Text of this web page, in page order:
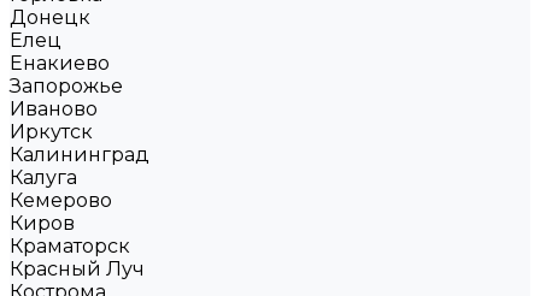
Донецк
Елец
Енакиево
Запорожье
Иваново
Иркутск
Калининград
Калуга
Кемерово
Киров
Краматорск
Красный Луч